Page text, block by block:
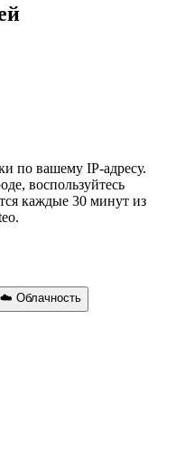
по вашему IP-адресу.
воспользуйтесь
каждые 30 минут из
☁️ Облачность